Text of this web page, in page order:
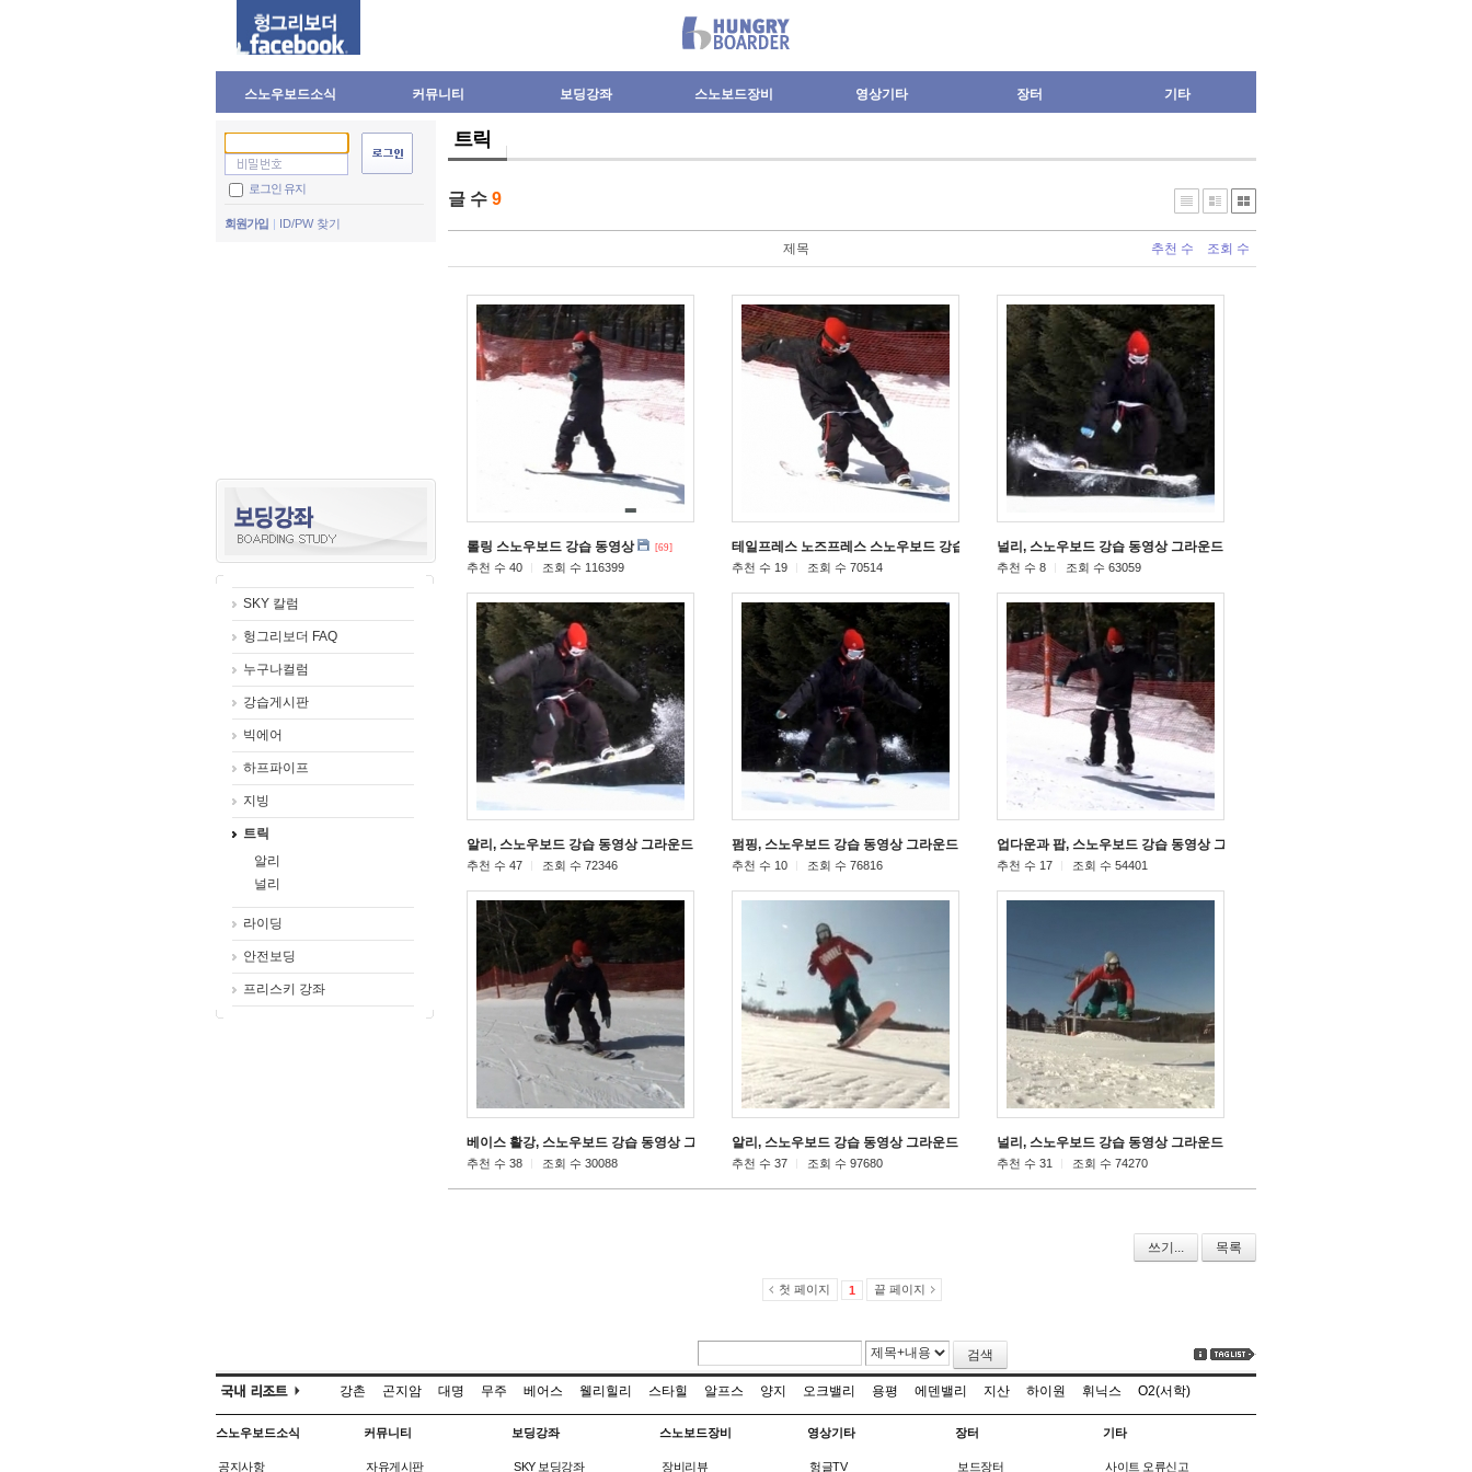
스노우보드소식 커뮤니티 보딩강좌 스노보드장비 영상기타 장터 기타
로그인 유지
회원가입 ID/PW 찾기
SKY 칼럼
헝그리보더 FAQ
누구나컬럼
강습게시판
빅에어
하프파이프
지빙
트릭
알리
널리
라이딩
안전보딩
프리스키 강좌
트릭
글 수 9
제목 추천 수 조회 수
롤링 스노우보드 강습 동영상 [69]
추천 수 40 조회 수 116399
테일프레스 노즈프레스 스노우보드 강습 동영상 [31]
추천 수 19 조회 수 70514
널리, 스노우보드 강습 동영상 그라운드 트릭
추천 수 8 조회 수 63059
알리, 스노우보드 강습 동영상 그라운드 트릭 [17]
추천 수 47 조회 수 72346
펌핑, 스노우보드 강습 동영상 그라운드 트릭 [11]
추천 수 10 조회 수 76816
업다운과 팝, 스노우보드 강습 동영상 그라운드 트릭
추천 수 17 조회 수 54401
베이스 활강, 스노우보드 강습 동영상 그라운드 트릭 [11]
추천 수 38 조회 수 30088
알리, 스노우보드 강습 동영상 그라운드 트릭 [46]
추천 수 37 조회 수 97680
널리, 스노우보드 강습 동영상 그라운드 트릭
추천 수 31 조회 수 74270
쓰기... 목록
첫 페이지 1 끝 페이지
검색
강촌 곤지암 대명 무주 베어스 웰리힐리 스타힐 알프스 양지 오크밸리 용평 에덴밸리 지산 하이원 휘닉스 O2(서학)
스노우보드소식
공지사항
커뮤니티
자유게시판
보딩강좌
SKY 보딩강좌
스노보드장비
장비리뷰
영상기타
헝글TV
장터
보드장터
기타
사이트 오류신고